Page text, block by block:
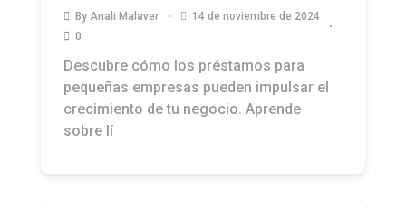
By Anali Malaver
14 de noviembre de 2024
0
Descubre cómo los préstamos para
pequeñas empresas pueden impulsar el
crecimiento de tu negocio. Aprende
sobre lí